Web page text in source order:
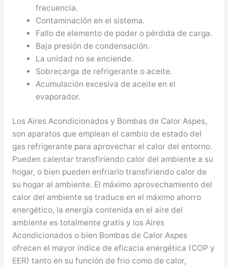
frecuencia.
Contaminación en el sistema.
Fallo de elemento de poder o pérdida de carga.
Baja presión de condensación.
La unidad no se enciende.
Sobrecarga de refrigerante o aceite.
Acumulación excesiva de aceite en el
evaporador.
Los Aires Acondicionados y Bombas de Calor Aspes,
son aparatos que emplean el cambio de estado del
gas refrigerante para aprovechar el calor del entorno.
Pueden calentar transfiriendo calor del ambiente a su
hogar, o bien pueden enfriarlo transfiriendo calor de
su hogar al ambiente. El máximo aprovechamiento del
calor del ambiente se traduce en el máximo ahorro
energético, la energía contenida en el aire del
ambiente es totalmente gratis y los Aires
Acondicionados o bien Bombas de Calor Aspes
ofrecen el mayor índice de eficacia energética (COP y
EER) tanto en su función de frio como de calor,